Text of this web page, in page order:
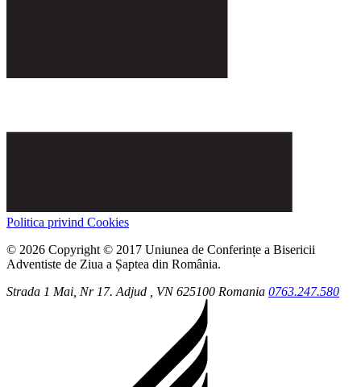
Politica privind Cookies
© 2026 Copyright © 2017 Uniunea de Conferințe a Bisericii
Adventiste de Ziua a Șaptea din România.
Strada 1 Mai, Nr 17.Adjud , VN 625100 Romania 0763.247.580